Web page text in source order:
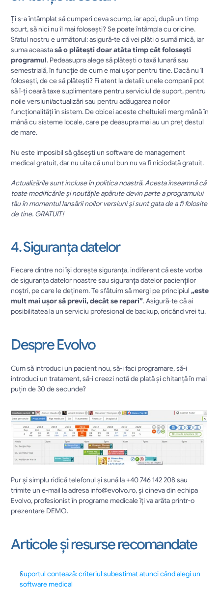
Ți s-a întâmplat să cumperi ceva scump, iar apoi, după un timp
scurt, să nici nu îl mai folosești? Se poate întâmpla cu oricine.
Sfatul nostru e următorul: asigură-te că vei plăti o sumă mică, iar
suma aceasta să o plătești doar atâta timp cât folosești
programul. Pedeasupra alege să plătești o taxă lunară sau
semestrială, în funcție de cum e mai ușor pentru tine. Dacă nu îl
folosești, de ce să plătești? Fi atent la detalii: unele companii pot
să î-ți ceară taxe suplimentare pentru serviciul de suport, pentru
noile versiuni/actualizări sau pentru adăugarea noilor
funcționalități în sistem. De obicei aceste cheltuieli merg mână în
mână cu sisteme locale, care pe deasupra mai au un preț destul
de mare.
Nu este imposibil să găsești un software de management
medical gratuit, dar nu uita că unul bun nu va fi niciodată gratuit.
Actualizările sunt incluse în politica noastră. Acesta înseamnă că
toate modificările și noutățile apărute devin parte a programului
tău în momentul lansării noilor versiuni și sunt gata de a fi folosite
de tine. GRATUIT!
4. Siguranța datelor
Fiecare dintre noi își dorește siguranța, indiferent că este vorba
de siguranța datelor noastre sau siguranța datelor pacienților
noștri, pe care le deținem. Te sfătuim să mergi pe principiul „este
mult mai ușor să previi, decât se repari”. Asigură-te că ai
posibilitatea la un serviciu profesional de backup, oricând vrei tu.
Despre Evolvo
Cum să introduci un pacient nou, să-i faci programare, să-i
introduci un tratament, să-i creezi notă de plată și chitanță în mai
puțin de 30 de secunde?
Pur și simplu ridică telefonul și sună la +40 746 142 208 sau
trimite un e-mail la adresa info@evolvo.ro, și cineva din echipa
Evolvo, profesionist în programe medicale îți va arăta printr-o
prezentare DEMO.
Articole și resurse recomandate
Suportul contează: criteriul subestimat atunci când alegi un
software medical